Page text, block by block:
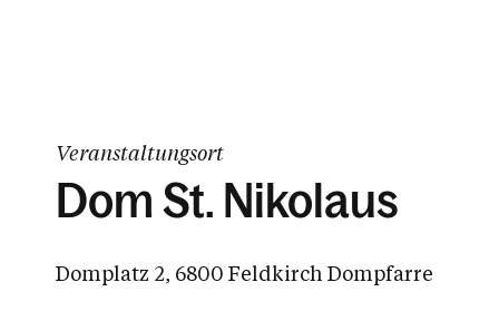
Veranstaltungsort
Dom St. Nikolaus
Domplatz 2, 6800 Feldkirch Dompfarre